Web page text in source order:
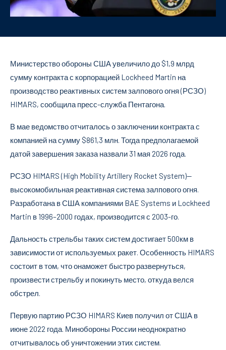
Министерство обороны США увеличило до $1,9 млрд
сумму контракта с корпорацией Lockheed Martin на
производство реактивных систем залпового огня (РСЗО)
HIMARS, сообщила пресс-служба Пентагона.
В мае ведомство отчиталось о заключении контракта с
компанией на сумму $861,3 млн. Тогда предполагаемой
датой завершения заказа назвали 31 мая 2026 года.
РСЗО HIMARS (High Mobility Artillery Rocket System)—
высокомобильная реактивная система залпового огня.
Разработана в США компаниями BAE Systems и Lockheed
Martin в 1996–2000 годах, производится с 2003-го.
Дальность стрельбы таких систем достигает 500км в
зависимости от используемых ракет. Особенность HIMARS
состоит в том, что онаможет быстро развернуться,
произвести стрельбу и покинуть место, откуда велся
обстрел.
Первую партию РСЗО HIMARS Киев получил от США в
июне 2022 года. Минобороны России неоднократно
отчитывалось об уничтожении этих систем.